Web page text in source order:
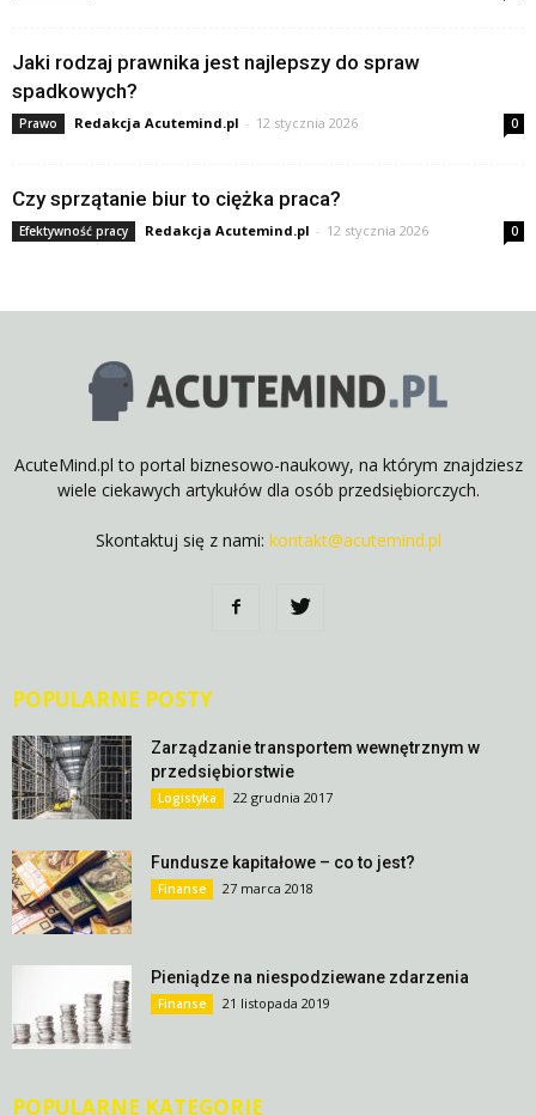
Jaki rodzaj prawnika jest najlepszy do spraw
spadkowych?
Prawo Redakcja Acutemind.pl - 12 stycznia 2026 0
Czy sprzątanie biur to ciężka praca?
Efektywność pracy Redakcja Acutemind.pl - 12 stycznia 2026 0
AcuteMind.pl to portal biznesowo-naukowy, na którym znajdziesz
wiele ciekawych artykułów dla osób przedsiębiorczych.
Skontaktuj się z nami: kontakt@acutemind.pl
POPULARNE POSTY
Zarządzanie transportem wewnętrznym w
przedsiębiorstwie
Logistyka 22 grudnia 2017
Fundusze kapitałowe – co to jest?
Finanse 27 marca 2018
Pieniądze na niespodziewane zdarzenia
Finanse 21 listopada 2019
POPULARNE KATEGORIE